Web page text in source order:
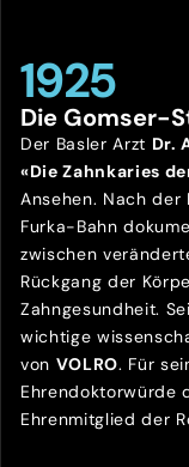
1925
Die Gomser-
Der Basler Arzt Dr.
«Die Zahnkaries
Ansehen. Nach der
Furka-Bahn
zwischen
Rückgang der
Zahngesundheit.
wichtige
von VOLRO. Für
Ehrendoktorwürde
Ehrenmitglied der